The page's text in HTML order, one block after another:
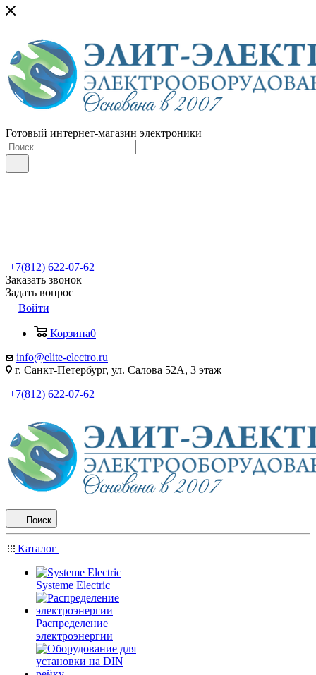
Готовый интернет-магазин электроники
+7(812) 622-07-62
Заказать звонок
Задать вопрос
Войти
Корзина0
info@elite-electro.ru
г. Санкт-Петербург, ул. Салова 52А, 3 этаж
+7(812) 622-07-62
Поиск
Каталог
Systeme Electric
Распределение
электроэнергии